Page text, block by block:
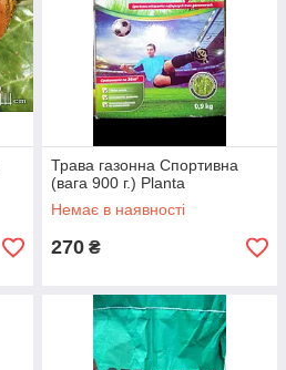
Трава газонна Спортивна
(вага 900 г.) Planta
Немає в наявності
270 ₴